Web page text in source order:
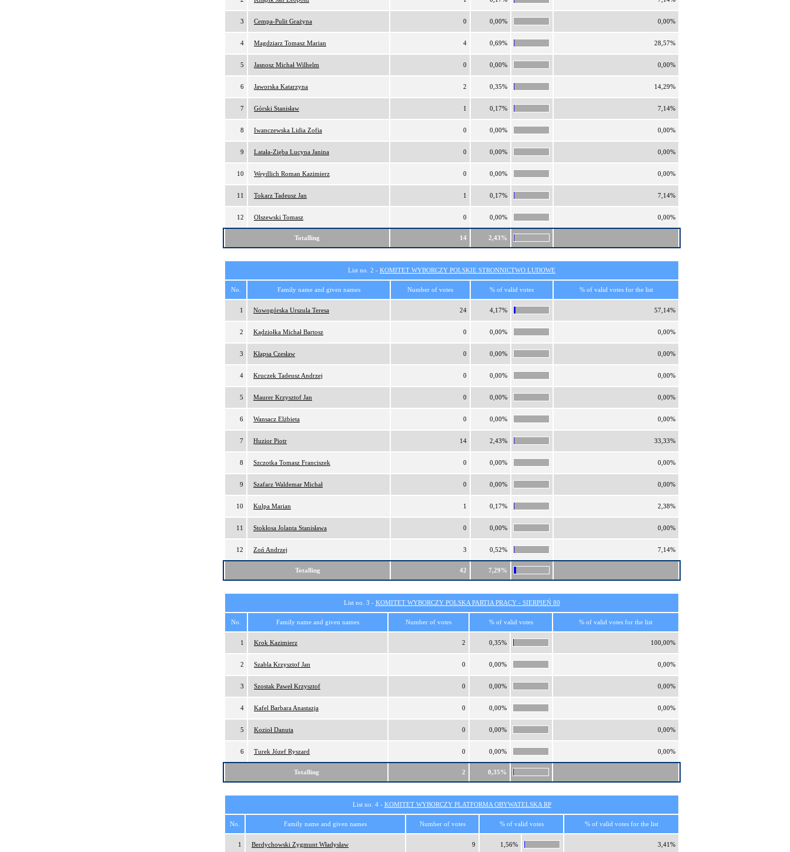
3 Cempa-Pulit Grażyna 0 0,00% 0,00%
4 Magdziarz Tomasz Marian 4 0,69% 28,57%
5 Jasnosz Michał Wilhelm 0 0,00% 0,00%
6 Jaworska Katarzyna 2 0,35% 14,29%
7 Górski Stanisław 1 0,17% 7,14%
8 Iwanczewska Lidia Zofia 0 0,00% 0,00%
9 Latała-Zięba Lucyna Janina 0 0,00% 0,00%
10 Weydlich Roman Kazimierz 0 0,00% 0,00%
11 Tokarz Tadeusz Jan 1 0,17% 7,14%
12 Olszewski Tomasz 0 0,00% 0,00%
Totalling 14 2,43%
List no. 2 - KOMITET WYBORCZY POLSKIE STRONNICTWO LUDOWE
No. Family name and given names Number of votes % of valid votes % of valid votes for the list
1 Nowogórska Urszula Teresa 24 4,17% 57,14%
2 Kądziołka Michał Bartosz 0 0,00% 0,00%
3 Kłapsa Czesław 0 0,00% 0,00%
4 Kruczek Tadeusz Andrzej 0 0,00% 0,00%
5 Maurer Krzysztof Jan 0 0,00% 0,00%
6 Wansacz Elżbieta 0 0,00% 0,00%
7 Huzior Piotr 14 2,43% 33,33%
8 Szczotka Tomasz Franciszek 0 0,00% 0,00%
9 Szafarz Waldemar Michał 0 0,00% 0,00%
10 Kulpa Marian 1 0,17% 2,38%
11 Stokłosa Jolanta Stanisława 0 0,00% 0,00%
12 Zoń Andrzej 3 0,52% 7,14%
Totalling 42 7,29%
List no. 3 - KOMITET WYBORCZY POLSKA PARTIA PRACY - SIERPIEŃ 80
No. Family name and given names Number of votes % of valid votes % of valid votes for the list
1 Krok Kazimierz 2 0,35% 100,00%
2 Szabla Krzysztof Jan 0 0,00% 0,00%
3 Szostak Paweł Krzysztof 0 0,00% 0,00%
4 Kafel Barbara Anastazja 0 0,00% 0,00%
5 Kozioł Danuta 0 0,00% 0,00%
6 Turek Józef Ryszard 0 0,00% 0,00%
Totalling 2 0,35%
List no. 4 - KOMITET WYBORCZY PLATFORMA OBYWATELSKA RP
No. Family name and given names Number of votes % of valid votes % of valid votes for the list
1 Berdychowski Zygmunt Władysław 9 1,56% 3,41%